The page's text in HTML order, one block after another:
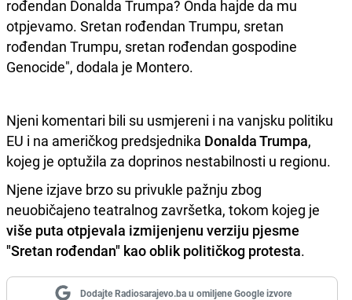
rođendan Donalda Trumpa? Onda hajde da mu
otpjevamo. Sretan rođendan Trumpu, sretan
rođendan Trumpu, sretan rođendan gospodine
Genocide", dodala je Montero.
Njeni komentari bili su usmjereni i na vanjsku politiku
EU i na američkog predsjednika Donalda Trumpa,
kojeg je optužila za doprinos nestabilnosti u regionu.
Njene izjave brzo su privukle pažnju zbog
neuobičajeno teatralnog završetka, tokom kojeg je
više puta otpjevala izmijenjenu verziju pjesme
"Sretan rođendan" kao oblik političkog protesta.
Dodajte Radiosarajevo.ba u omiljene Google izvore